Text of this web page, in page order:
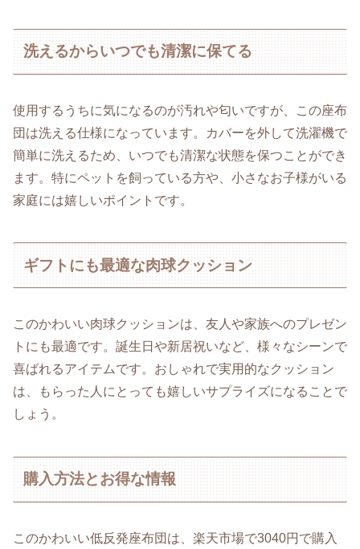
洗えるからいつでも清潔に保てる
使用するうちに気になるのが汚れや匂いですが、この座布
団は洗える仕様になっています。カバーを外して洗濯機で
簡単に洗えるため、いつでも清潔な状態を保つことができ
ます。特にペットを飼っている方や、小さなお子様がいる
家庭には嬉しいポイントです。
ギフトにも最適な肉球クッション
このかわいい肉球クッションは、友人や家族へのプレゼン
トにも最適です。誕生日や新居祝いなど、様々なシーンで
喜ばれるアイテムです。おしゃれで実用的なクッション
は、もらった人にとっても嬉しいサプライズになることで
しょう。
購入方法とお得な情報
このかわいい低反発座布団は、楽天市場で3040円で購入